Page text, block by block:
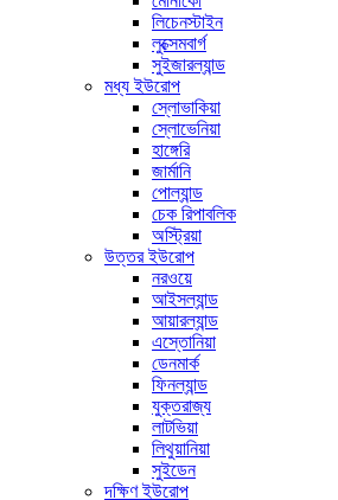
লিচেনস্টাইন
লুক্সেমবার্গ
সুইজারল্যান্ড
মধ্য ইউরোপ
স্লোভাকিয়া
স্লোভেনিয়া
হাঙ্গেরি
জার্মানি
পোল্যান্ড
চেক রিপাবলিক
অস্ট্রিয়া
উত্তর ইউরোপ
নরওয়ে
আইসল্যান্ড
আয়ারল্যান্ড
এস্তোনিয়া
ডেনমার্ক
ফিনল্যান্ড
যুক্তরাজ্য
লাটভিয়া
লিথুয়ানিয়া
সুইডেন
দক্ষিণ ইউরোপ